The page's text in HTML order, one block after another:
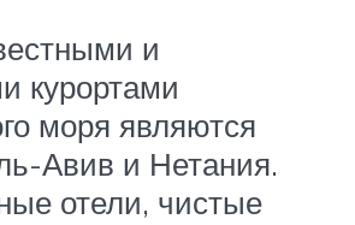
и
курортами
моря являются
Авив и Нетания.
отели, чистые